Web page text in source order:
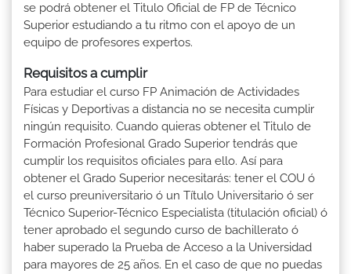
se podrá obtener el Titulo Oficial de FP de Técnico
Superior estudiando a tu ritmo con el apoyo de un
equipo de profesores expertos.
Requisitos a cumplir
Para estudiar el curso FP Animación de Actividades
Físicas y Deportivas a distancia no se necesita cumplir
ningún requisito. Cuando quieras obtener el Titulo de
Formación Profesional Grado Superior tendrás que
cumplir los requisitos oficiales para ello. Así para
obtener el Grado Superior necesitarás: tener el COU ó
el curso preuniversitario ó un Título Universitario ó ser
Técnico Superior-Técnico Especialista (titulación oficial) ó
tener aprobado el segundo curso de bachillerato ó
haber superado la Prueba de Acceso a la Universidad
para mayores de 25 años. En el caso de que no puedas